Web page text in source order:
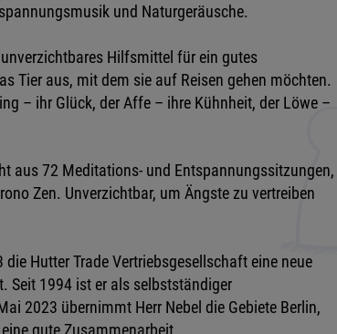
und Naturgeräusche.
Hilfsmittel für ein gutes
Tier aus, mit dem sie auf Reisen gehen möchten.
– ihr Glück, der Affe – ihre Kühnheit, der Löwe –
aus 72 Meditations- und Entspannungssitzungen,
Zen. Unverzichtbar, um Ängste zu vertreiben
Hutter Trade Vertriebsgesellschaft eine neue
Seit 1994 ist er als selbstständiger
2023 übernimmt Herr Nebel die Gebiete Berlin,
gute Zusammenarbeit.